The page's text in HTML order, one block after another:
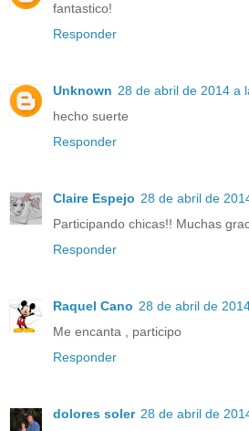
fantastico!
Responder
Unknown 28 de abril de 2014 a
hecho suerte
Responder
Claire Espejo 28 de abril de
Participando chicas!! Muchas
Responder
Raquel Cano 28 de abril de
Me encanta , participo
Responder
dolores soler 28 de abril de